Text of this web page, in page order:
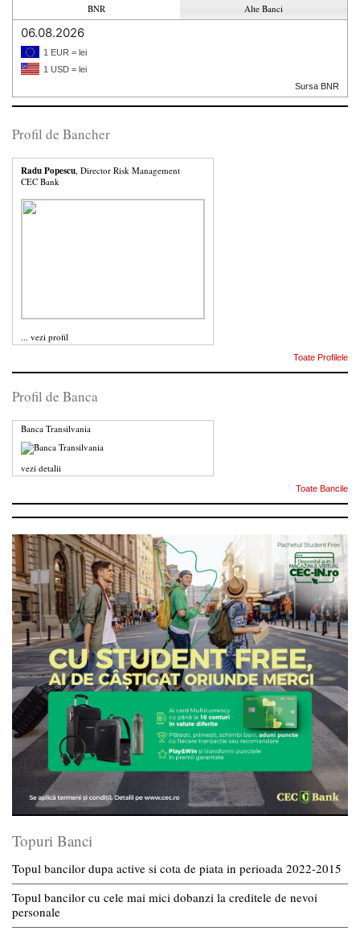
BNR Alte Banci
06.08.2026
1 EUR = lei
1 USD = lei
Sursa BNR
Profil de Bancher
Radu Popescu , Director Risk Management
CEC Bank
... vezi profil
Toate Profilele
Profil de Banca
Banca Transilvania
vezi detalii
Toate Bancile
Topuri Banci
Topul bancilor dupa active si cota de piata in perioada 2022-2015
Topul bancilor cu cele mai mici dobanzi la creditele de nevoi
personale